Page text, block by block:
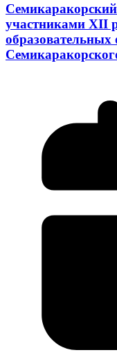
Семикаракорский
участниками XII
образовательных